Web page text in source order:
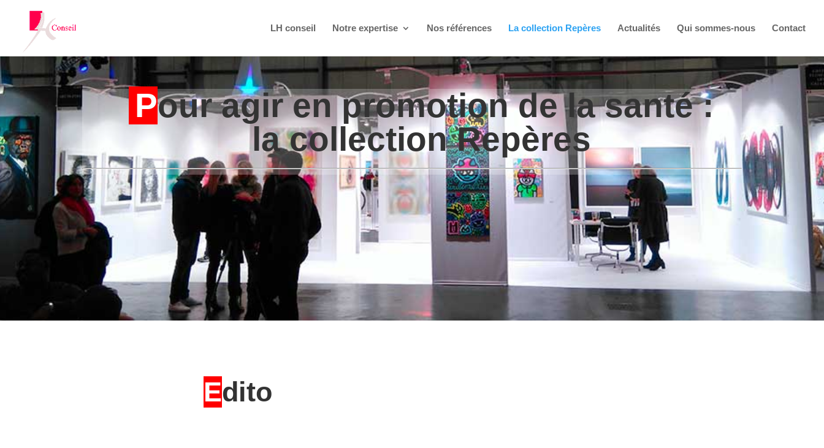
LH conseil Notre expertise Nos références La collection Repères Actualités Qui sommes-nous Contact
Pour agir en promotion de la santé :
la collection Repères
Edito